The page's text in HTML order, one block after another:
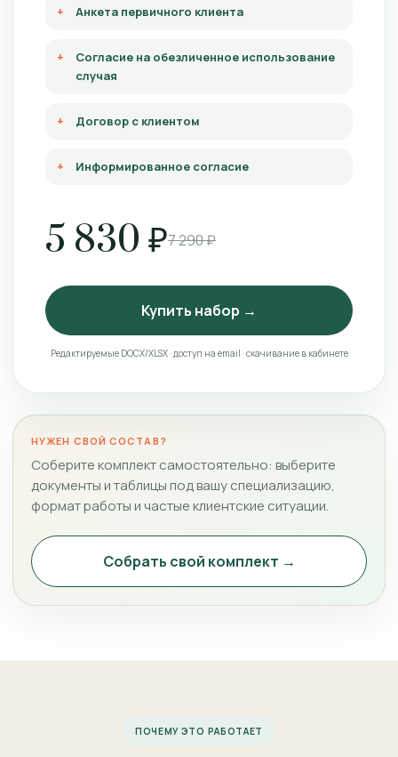
Анкета первичного клиента
Согласие на обезличенное использование
случая
Договор с клиентом
Информированное согласие
5 830 ₽7 290 ₽
Купить набор →
Редактируемые DOCX/XLSX · доступ на email · скачивание в кабинете
НУЖЕН СВОЙ СОСТАВ?
Соберите комплект самостоятельно: выберите
документы и таблицы под вашу специализацию,
формат работы и частые клиентские ситуации.
Собрать свой комплект →
ПОЧЕМУ ЭТО РАБОТАЕТ